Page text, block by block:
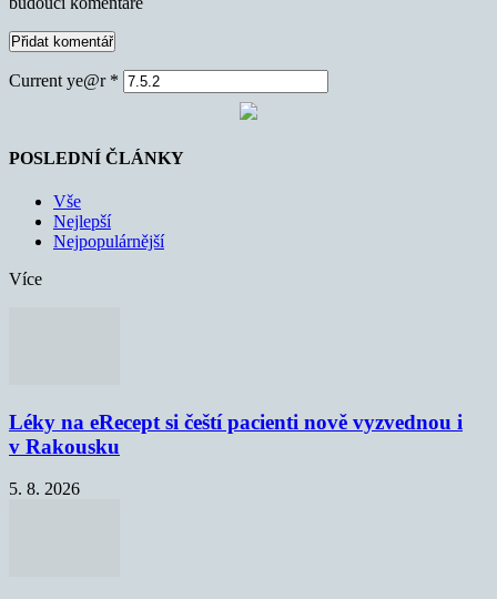
Current ye@r *
POSLEDNÍ ČLÁNKY
Vše
Nejlepší
Nejpopulárnější
Více
Léky na eRecept si čeští pacienti nově vyzvednou i
v Rakousku
5. 8. 2026